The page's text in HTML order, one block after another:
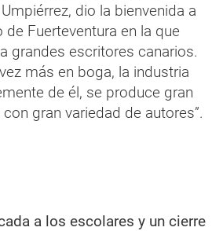
dio la bienvenida a
de Fuerteventura en la que
grandes escritores canarios.
más en boga, la industria
de él, se produce gran
gran variedad de autores”.
a los escolares y un cierre